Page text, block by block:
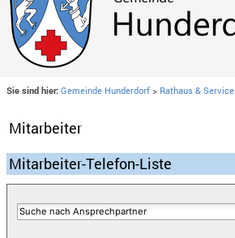
Sie sind hier: Gemeinde Hunderdorf > Rathaus & Service
Mitarbeiter
Mitarbeiter-Telefon-Liste